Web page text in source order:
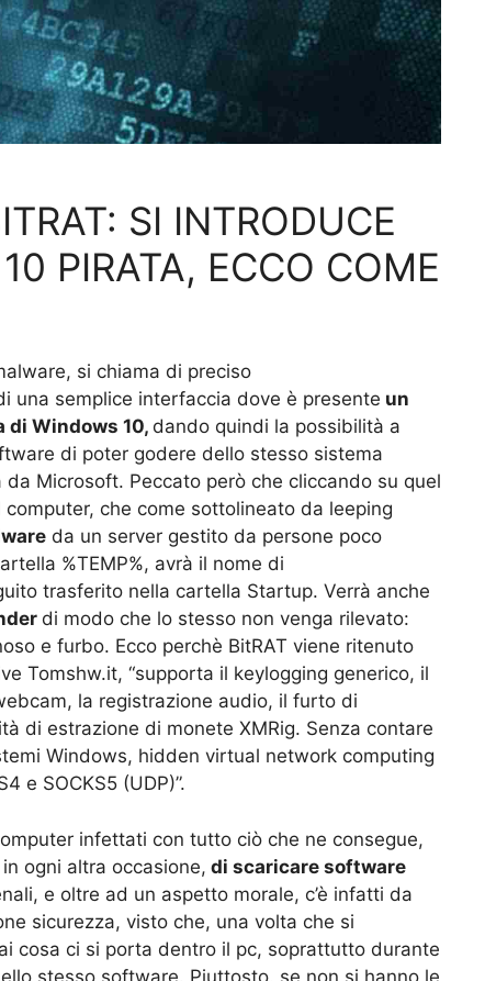
SI INTRODUCE
PIRATA, ECCO COME
si chiama di preciso
una semplice interfaccia dove è presente un
di Windows 10, dando quindi la possibilità a
di poter godere dello stesso sistema
Microsoft. Peccato però che cliccando su quel
che come sottolineato da leeping
da un server gestito da persone poco
%TEMP%, avrà il nome di
trasferito nella cartella Startup. Verrà anche
di modo che lo stesso non venga rilevato:
e furbo. Ecco perchè BitRAT viene ritenuto
Tomshw.it, “supporta il keylogging generico, il
la registrazione audio, il furto di
di estrazione di monete XMRig. Senza contare
Windows, hidden virtual network computing
e SOCKS5 (UDP)”.
infettati con tutto ciò che ne consegue,
ogni altra occasione, di scaricare software
e oltre ad un aspetto morale, c’è infatti da
sicurezza, visto che, una volta che si
cosa ci si porta dentro il pc, soprattutto durante
stesso software. Piuttosto, se non si hanno le